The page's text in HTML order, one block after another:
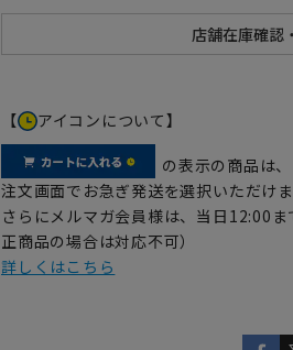
【 アイコンについて】
の表示の商品は、
注文画面でお急ぎ発送を選択いただけま
さらにメルマガ会員様は、当日12:00
正商品の場合は対応不可）
詳しくはこちら